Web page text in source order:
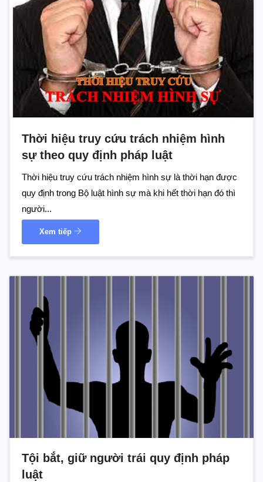
Thời hiệu truy cứu trách nhiệm hình
sự theo quy định pháp luật
Thời hiệu truy cứu trách nhiệm hình sự là thời hạn được
quy định trong Bộ luật hình sự mà khi hết thời hạn đó thì
người...
Xem tiếp
Tội bắt, giữ người trái quy định pháp
luật